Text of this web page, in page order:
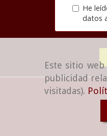
Este sitio
publicidad
visitadas).
He
datos